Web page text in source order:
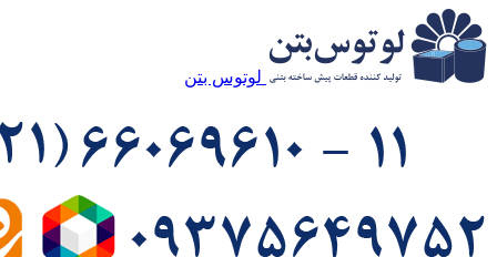
لوتوس بتن